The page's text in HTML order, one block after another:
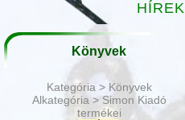
HÍREK
Könyvek
Kategória > Könyvek
Alkategória > Simon Kiadó
termékei